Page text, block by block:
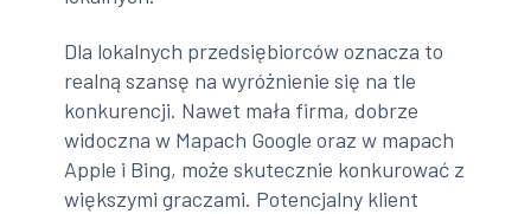
Dla lokalnych przedsiębiorców oznacza to
realną szansę na wyróżnienie się na tle
konkurencji. Nawet mała firma, dobrze
widoczna w Mapach Google oraz w mapach
Apple i Bing, może skutecznie konkurować z
większymi graczami. Potencjalny klient